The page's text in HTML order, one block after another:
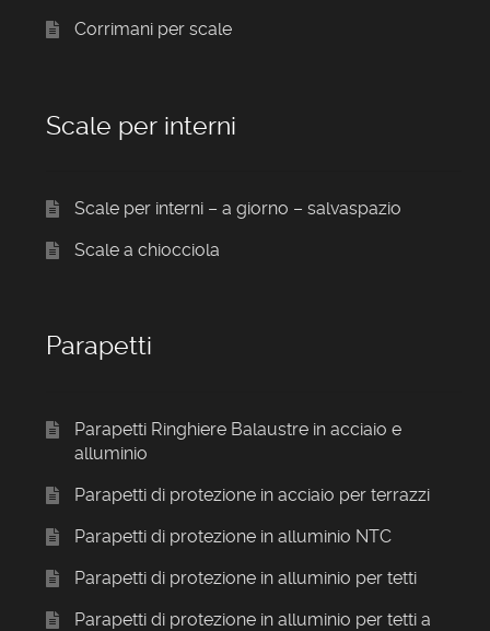
Corrimani per scale
Scale per interni
Scale per interni – a giorno – salvaspazio
Scale a chiocciola
Parapetti
Parapetti Ringhiere Balaustre in acciaio e
alluminio
Parapetti di protezione in acciaio per terrazzi
Parapetti di protezione in alluminio NTC
Parapetti di protezione in alluminio per tetti
Parapetti di protezione in alluminio per tetti a